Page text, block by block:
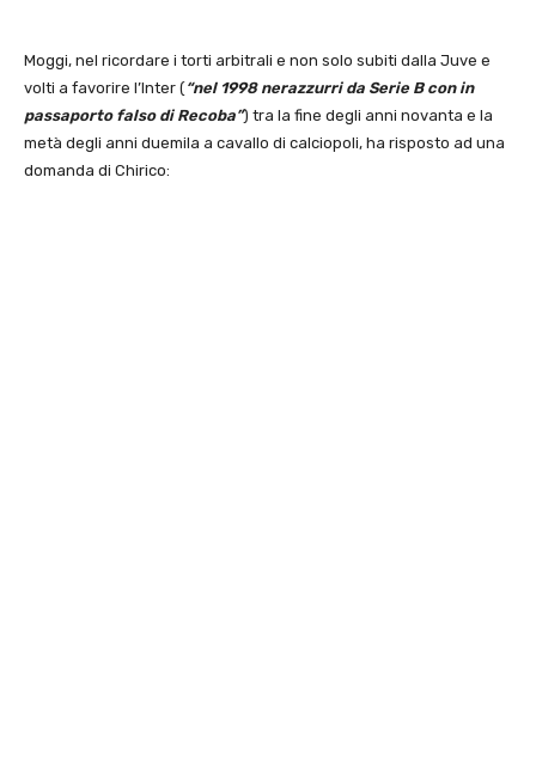
Moggi, nel ricordare i torti arbitrali e non solo subiti dalla Juve e
volti a favorire l’Inter (“nel 1998 nerazzurri da Serie B con in
passaporto falso di Recoba”) tra la fine degli anni novanta e la
metà degli anni duemila a cavallo di calciopoli, ha risposto ad una
domanda di Chirico: